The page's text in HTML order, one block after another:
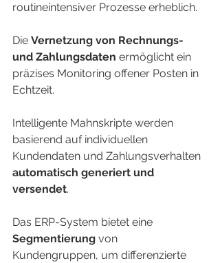
routineintensiver Prozesse erheblich.
Die Vernetzung von Rechnungs-
und Zahlungsdaten ermöglicht ein
präzises Monitoring offener Posten in
Echtzeit.
Intelligente Mahnskripte werden
basierend auf individuellen
Kundendaten und Zahlungsverhalten
automatisch generiert und
versendet.
Das ERP-System bietet eine
Segmentierung von
Kundengruppen, um differenzierte